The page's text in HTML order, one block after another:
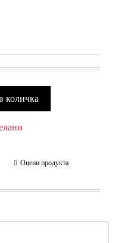
Оцени продукта